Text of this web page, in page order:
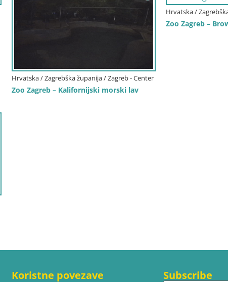
Hrvatska / Zagrebška županija / Zagreb - Center
Zoo Zagreb – Kalifornijski morski lav
Hrvatska /
Zoo Zagreb –
Koristne povezave Subscribe